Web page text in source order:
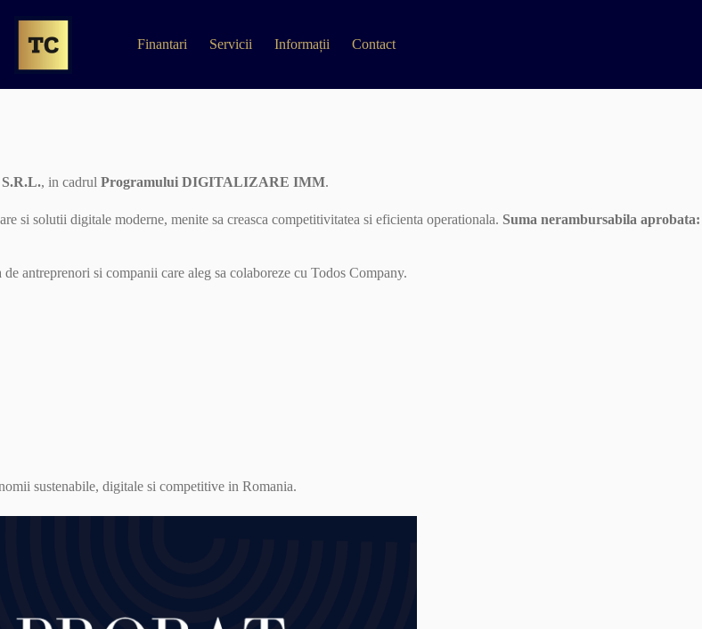
Finantari Servicii Informații Contact
, in cadrul Programului DIGITALIZARE IMM.
si solutii digitale moderne, menite sa creasca competitivitatea si eficienta operationala. Suma nerambursabila aprobata:
antreprenori si companii care aleg sa colaboreze cu Todos Company.
sustenabile, digitale si competitive in Romania.